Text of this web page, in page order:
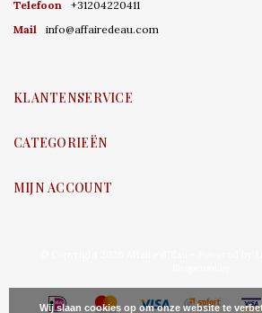
Telefoon
+31204220411
Mail
info@affairedeau.com
KLANTENSERVICE
CATEGORIEËN
MIJN ACCOUNT
Wij slaan cookies op om onze website te